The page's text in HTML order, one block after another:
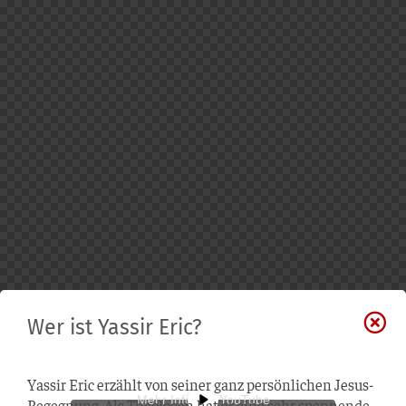
Wer ist Yassir Eric?
YouTube
Mehr Infos zu YouTube
Yassir Eric erzählt von seiner ganz persönlichen Jesus-